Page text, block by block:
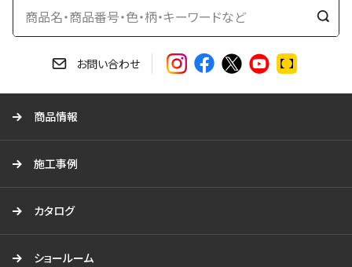
検
お問い合わせ
商品情報
施工事例
カタログ
ショールーム